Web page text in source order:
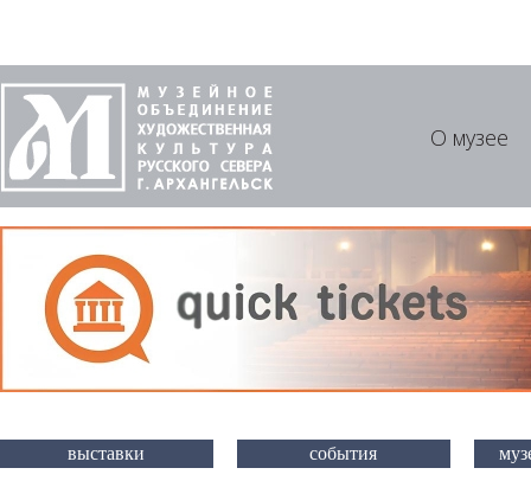
О музее
выставки события